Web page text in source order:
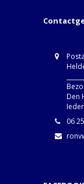
Den
06